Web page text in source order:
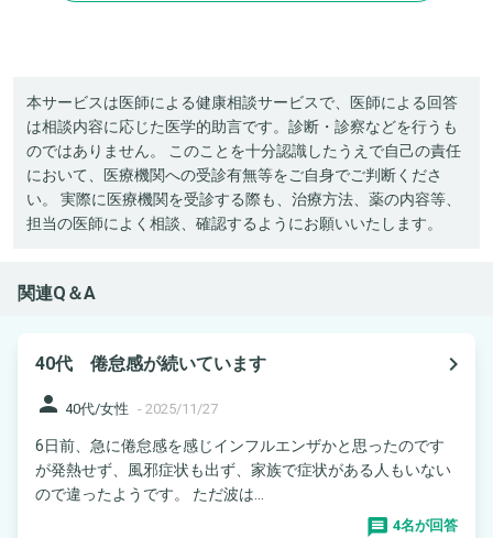
本サービスは医師による健康相談サービスで、医師による回答
は相談内容に応じた医学的助言です。診断・診察などを行うも
のではありません。 このことを十分認識したうえで自己の責任
において、医療機関への受診有無等をご自身でご判断くださ
い。 実際に医療機関を受診する際も、治療方法、薬の内容等、
担当の医師によく相談、確認するようにお願いいたします。
関連Q＆A
40代 倦怠感が続いています
navigate_next
person 40代/女性 - 2025/11/27
6日前、急に倦怠感を感じインフルエンザかと思ったのです
が発熱せず、風邪症状も出ず、家族で症状がある人もいない
ので違ったようです。 ただ波は...
4名が回答